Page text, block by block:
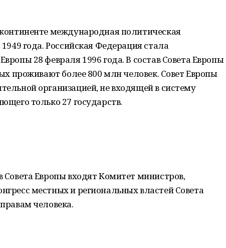
международная политическая
года. Российская Федерация стала
28 февраля 1996 года. В состав Совета Европы
проживают более 800 млн человек. Совет Европы
организацией, не входящей в систему
только 27 государств.
Совета Европы входят Комитет министров,
местных и региональных властей Совета
человека.